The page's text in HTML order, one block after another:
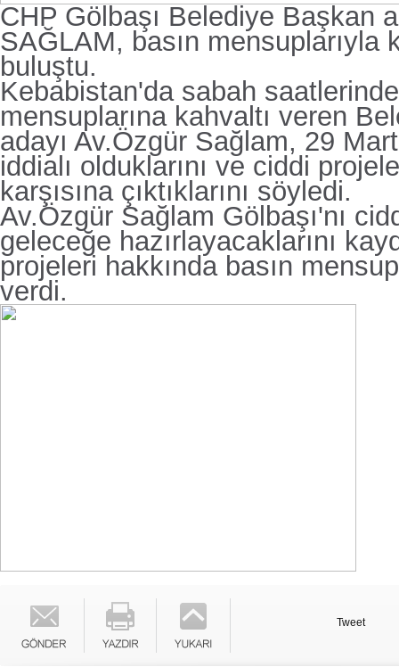
CHP Gölbaşı Belediye Başkan
SAĞLAM, basın mensuplarıyla
buluştu.
Kebabistan'da sabah
mensuplarına kahvaltı veren
adayı Av.Özgür Sağlam, 29
iddialı olduklarını ve ciddi
karşısına çıktıklarını söyledi.
Av.Özgür Sağlam Gölbaşı'nı
geleceğe hazırlayacaklarını
projeleri hakkında basın
verdi.
Tweet